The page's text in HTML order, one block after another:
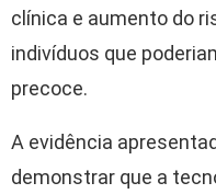
clínica e aumento do
indivíduos que
precoce.
A evidência
demonstrar que a